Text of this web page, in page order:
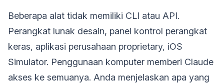
Beberapa alat tidak memiliki CLI atau API.
Perangkat lunak desain, panel kontrol perangkat
keras, aplikasi perusahaan proprietary, iOS
Simulator. Penggunaan komputer memberi Claude
akses ke semuanya. Anda menjelaskan apa yang